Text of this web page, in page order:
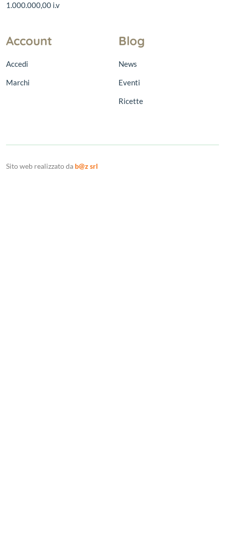
1.000.000,00 i.v
Account
Accedi
Marchi
Blog
News
Eventi
Ricette
Sito web realizzato da b@z srl